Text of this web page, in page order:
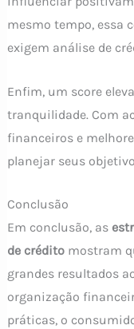
mesmo tempo, essa
exigem análise de
Enfim, um score
tranquilidade. Com
financeiros e
planejar seus
Conclusão
Em conclusão, as
de créditomostram
grandes resultados
organização
práticas, o